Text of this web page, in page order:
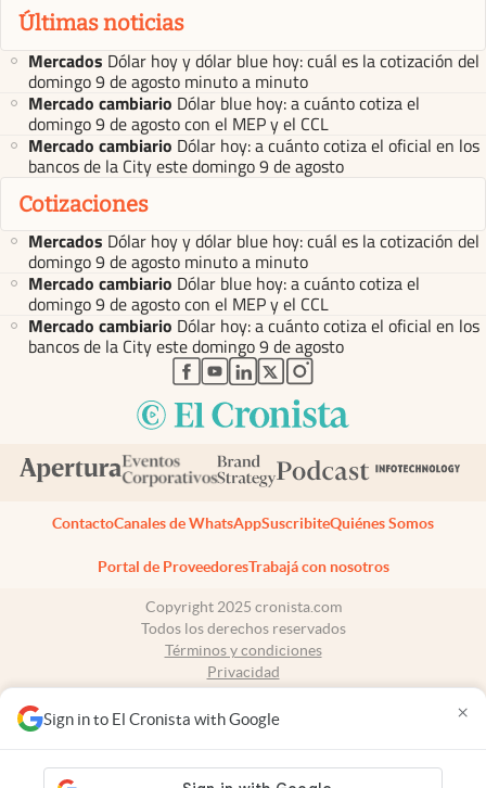
Sign in to El Cronista with Google ×
Últimas noticias
Mercados Dólar hoy y dólar blue hoy: cuál es la cotización del
domingo 9 de agosto minuto a minuto
Mercado cambiario Dólar blue hoy: a cuánto cotiza el
domingo 9 de agosto con el MEP y el CCL
Mercado cambiario Dólar hoy: a cuánto cotiza el oficial en los
bancos de la City este domingo 9 de agosto
Cotizaciones
Mercados Dólar hoy y dólar blue hoy: cuál es la cotización del
domingo 9 de agosto minuto a minuto
Mercado cambiario Dólar blue hoy: a cuánto cotiza el
domingo 9 de agosto con el MEP y el CCL
Mercado cambiario Dólar hoy: a cuánto cotiza el oficial en los
bancos de la City este domingo 9 de agosto
abre en nueva pestaña
abre en nueva pestaña
abre en nueva pestaña
abre en nueva pestaña
abre en nueva pestaña
ContactoCanales de WhatsAppSuscribiteQuiénes Somos
Portal de ProveedoresTrabajá con nosotros
Copyright 2025 cronista.com
Todos los derechos reservados
Términos y condiciones
Privacidad
Tel: +54 11 7078-3270
propiedad intelectual: 56576959